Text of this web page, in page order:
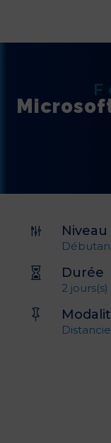
g Niveau
 Durée
2 jours(s)
